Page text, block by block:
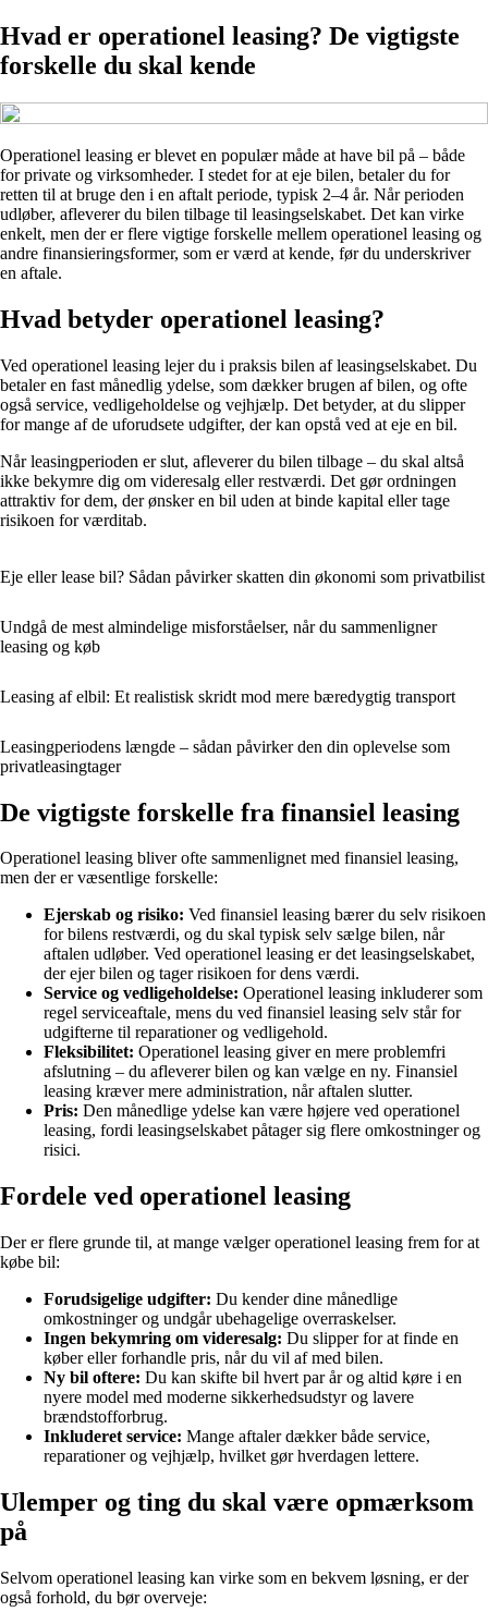
Hvad er operationel leasing? De vigtigste
forskelle du skal kende
Operationel leasing er blevet en populær måde at have bil på – både
for private og virksomheder. I stedet for at eje bilen, betaler du for
retten til at bruge den i en aftalt periode, typisk 2–4 år. Når perioden
udløber, afleverer du bilen tilbage til leasingselskabet. Det kan virke
enkelt, men der er flere vigtige forskelle mellem operationel leasing og
andre finansieringsformer, som er værd at kende, før du underskriver
en aftale.
Hvad betyder operationel leasing?
Ved operationel leasing lejer du i praksis bilen af leasingselskabet. Du
betaler en fast månedlig ydelse, som dækker brugen af bilen, og ofte
også service, vedligeholdelse og vejhjælp. Det betyder, at du slipper
for mange af de uforudsete udgifter, der kan opstå ved at eje en bil.
Når leasingperioden er slut, afleverer du bilen tilbage – du skal altså
ikke bekymre dig om videresalg eller restværdi. Det gør ordningen
attraktiv for dem, der ønsker en bil uden at binde kapital eller tage
risikoen for værditab.
Eje eller lease bil? Sådan påvirker skatten din økonomi som privatbilist
Undgå de mest almindelige misforståelser, når du sammenligner
leasing og køb
Leasing af elbil: Et realistisk skridt mod mere bæredygtig transport
Leasingperiodens længde – sådan påvirker den din oplevelse som
privatleasingtager
De vigtigste forskelle fra finansiel leasing
Operationel leasing bliver ofte sammenlignet med finansiel leasing,
men der er væsentlige forskelle:
Ejerskab og risiko: Ved finansiel leasing bærer du selv risikoen
for bilens restværdi, og du skal typisk selv sælge bilen, når
aftalen udløber. Ved operationel leasing er det leasingselskabet,
der ejer bilen og tager risikoen for dens værdi.
Service og vedligeholdelse: Operationel leasing inkluderer som
regel serviceaftale, mens du ved finansiel leasing selv står for
udgifterne til reparationer og vedligehold.
Fleksibilitet: Operationel leasing giver en mere problemfri
afslutning – du afleverer bilen og kan vælge en ny. Finansiel
leasing kræver mere administration, når aftalen slutter.
Pris: Den månedlige ydelse kan være højere ved operationel
leasing, fordi leasingselskabet påtager sig flere omkostninger og
risici.
Fordele ved operationel leasing
Der er flere grunde til, at mange vælger operationel leasing frem for at
købe bil:
Forudsigelige udgifter: Du kender dine månedlige
omkostninger og undgår ubehagelige overraskelser.
Ingen bekymring om videresalg: Du slipper for at finde en
køber eller forhandle pris, når du vil af med bilen.
Ny bil oftere: Du kan skifte bil hvert par år og altid køre i en
nyere model med moderne sikkerhedsudstyr og lavere
brændstofforbrug.
Inkluderet service: Mange aftaler dækker både service,
reparationer og vejhjælp, hvilket gør hverdagen lettere.
Ulemper og ting du skal være opmærksom
på
Selvom operationel leasing kan virke som en bekvem løsning, er der
også forhold, du bør overveje: